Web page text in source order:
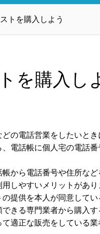
トを購入しよう
を購入し
の電話営業をしたいと
電話帳に個人宅の電話
から電話番号や住所な
しやすいメリットがあり
提供を本人が同意して
きる専門業者から購入
適正な販売をしている